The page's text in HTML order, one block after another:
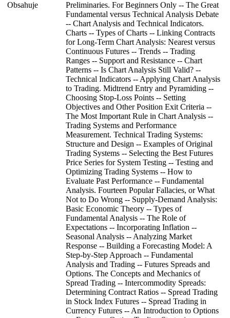
Obsahuje
Preliminaries. For Beginners Only -- The Great
Fundamental versus Technical Analysis Debate
-- Chart Analysis and Technical Indicators.
Charts -- Types of Charts -- Linking Contracts
for Long-Term Chart Analysis: Nearest versus
Continuous Futures -- Trends -- Trading
Ranges -- Support and Resistance -- Chart
Patterns -- Is Chart Analysis Still Valid? --
Technical Indicators -- Applying Chart Analysis
to Trading. Midtrend Entry and Pyramiding --
Choosing Stop-Loss Points -- Setting
Objectives and Other Position Exit Criteria --
The Most Important Rule in Chart Analysis --
Trading Systems and Performance
Measurement. Technical Trading Systems:
Structure and Design -- Examples of Original
Trading Systems -- Selecting the Best Futures
Price Series for System Testing -- Testing and
Optimizing Trading Systems -- How to
Evaluate Past Performance -- Fundamental
Analysis. Fourteen Popular Fallacies, or What
Not to Do Wrong -- Supply-Demand Analysis:
Basic Economic Theory -- Types of
Fundamental Analysis -- The Role of
Expectations -- Incorporating Inflation --
Seasonal Analysis -- Analyzing Market
Response -- Building a Forecasting Model: A
Step-by-Step Approach -- Fundamental
Analysis and Trading -- Futures Spreads and
Options. The Concepts and Mechanics of
Spread Trading -- Intercommodity Spreads:
Determining Contract Ratios -- Spread Trading
in Stock Index Futures -- Spread Trading in
Currency Futures -- An Introduction to Options